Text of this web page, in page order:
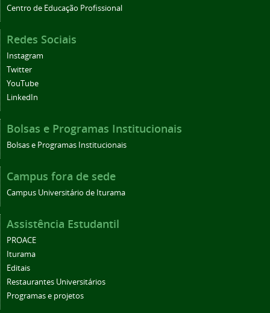
Centro de Educação Profissional
Redes Sociais
Instagram
Twitter
YouTube
LinkedIn
Bolsas e Programas Institucionais
Bolsas e Programas Institucionais
Campus fora de sede
Campus Universitário de Iturama
Assistência Estudantil
PROACE
Iturama
Editais
Restaurantes Universitários
Programas e projetos